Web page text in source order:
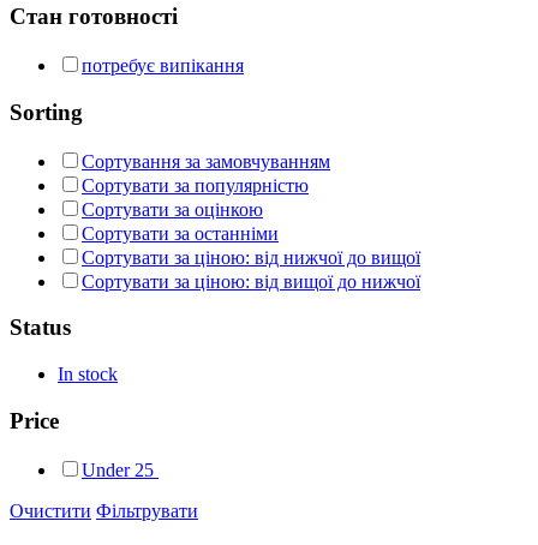
Стан готовності
потребує випікання
Sorting
Сортування за замовчуванням
Сортувати за популярністю
Сортувати за оцінкою
Сортувати за останніми
Сортувати за ціною: від нижчої до вищої
Сортувати за ціною: від вищої до нижчої
Status
In stock
Price
Under 25
Очистити Фільтрувати